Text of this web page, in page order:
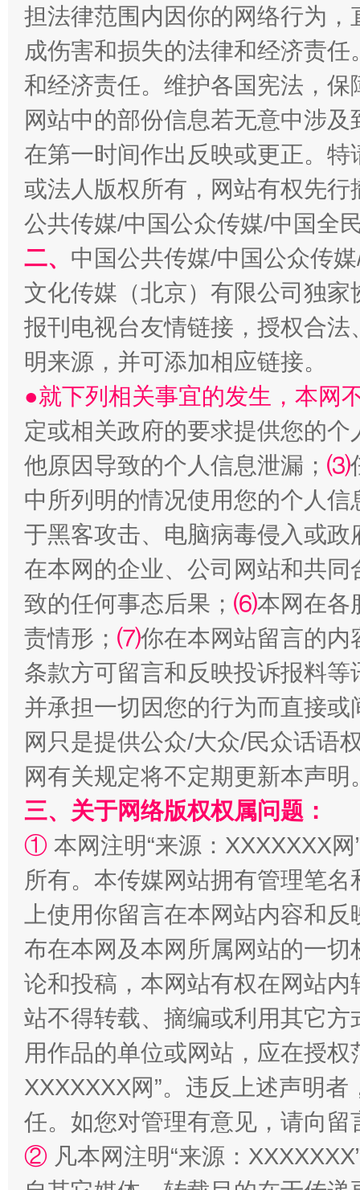
一批国家标准开始实施 从
以产业富民促振兴 酒驾
从幼儿园到大学，有这些资助 “
规模最大的光氢储一体化项目 走
镜头丨大暑三秋近 山西：
担法律范围内因你的网络行为
成伤害和损失的法律和经济责
和经济责任。维护各国宪法，
网站中的部份信息若无意中涉
在第一时间作出反映或更正。
或法人版权所有，网站有权先
公共传媒/中国公众传媒/中国全
二、 中国公共传媒/中国公众传
文化传媒（北京）有限公司独
报刊电视台友情链接，授权合
明来源，并可添加相应链接。
●就下列相关事宜的发生，本网
定或相关政府的要求提供您的个
他原因导致的个人信息泄漏； ⑶
中所列明的情况使用您的个人
于黑客攻击、电脑病毒侵入或
在本网的企业、公司网站和共
致的任何事态后果； ⑹本网在各
责情形； ⑺你在本网站留言的内
条款方可留言和反映投诉报料
并承担一切因您的行为而直接
网只是提供公众/大众/民众话语
网有关规定将不定期更新本声明
三、关于网络版权权属问题：
① 本网注明“来源：XXXXXXX
所有。本传媒网站拥有管理笔
上使用你留言在本网站内容和
布在本网及本网所属网站的一
论和投稿，本网站有权在网站
站不得转载、摘编或利用其它
用作品的单位或网站，应在授
XXXXXXX网”。违反上述声明
任。如您对管理有意见，请向
② 凡本网注明“来源：